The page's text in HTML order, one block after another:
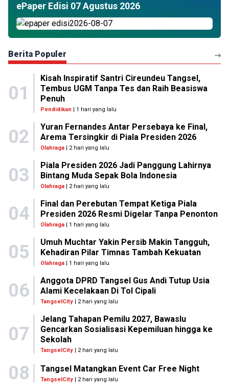
ePaper Edisi 07 Agustus 2026
Berita Populer
01
Kisah Inspiratif Santri Cireundeu Tangsel,
Tembus UGM Tanpa Tes dan Raih Beasiswa
Penuh
Pendidikan | 1 hari yang lalu
02
Yuran Fernandes Antar Persebaya ke Final,
Arema Tersingkir di Piala Presiden 2026
Olahraga| 2 hari yang lalu
03
Piala Presiden 2026 Jadi Panggung Lahirnya
Bintang Muda Sepak Bola Indonesia
Olahraga| 2 hari yang lalu
04
Final dan Perebutan Tempat Ketiga Piala
Presiden 2026 Resmi Digelar Tanpa Penonton
Olahraga| 1 hari yang lalu
05
Umuh Muchtar Yakin Persib Makin Tangguh,
Kehadiran Pilar Timnas Tambah Kekuatan
Olahraga| 1 hari yang lalu
06
Anggota DPRD Tangsel Gus Andi Tutup Usia
Alami Kecelakaan Di Tol Cipali
TangselCity| 2 hari yang lalu
07
Jelang Tahapan Pemilu 2027, Bawaslu
Gencarkan Sosialisasi Kepemiluan hingga ke
Sekolah
TangselCity| 2 hari yang lalu
08 Tangsel Matangkan Event Car Free Night
TangselCity | 2 hari yang lalu